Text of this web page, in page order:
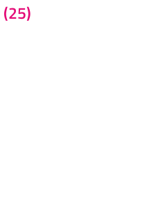
(25)